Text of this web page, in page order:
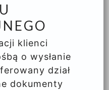
klienci
o wysłanie
dział
dokumenty